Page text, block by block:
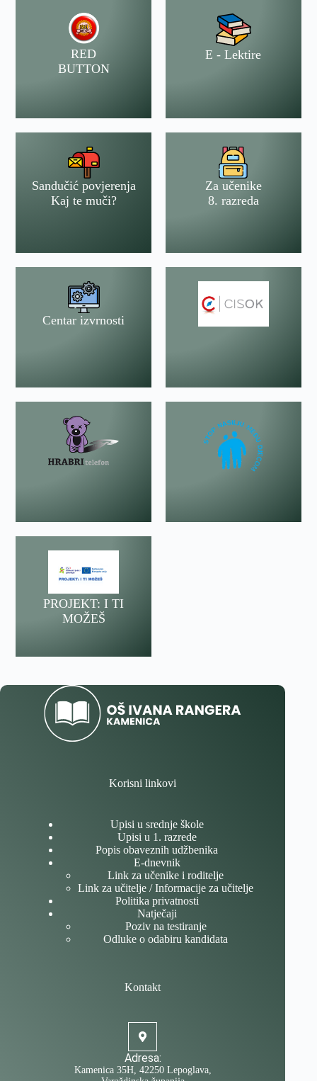
RED
BUTTON
E - Lektire
Sandučić povjerenja
Kaj te muči?
Za učenike
8. razreda
Centar izvrnosti
PROJEKT: I TI
MOŽEŠ
Korisni linkovi
Upisi u srednje škole
Upisi u 1. razrede
Popis obaveznih udžbenika
E-dnevnik
Link za učenike i roditelje
Link za učitelje / Informacije za učitelje
Politika privatnosti
Natječaji
Poziv na testiranje
Odluke o odabiru kandidata
Kontakt
Adresa:
Kamenica 35H, 42250 Lepoglava,